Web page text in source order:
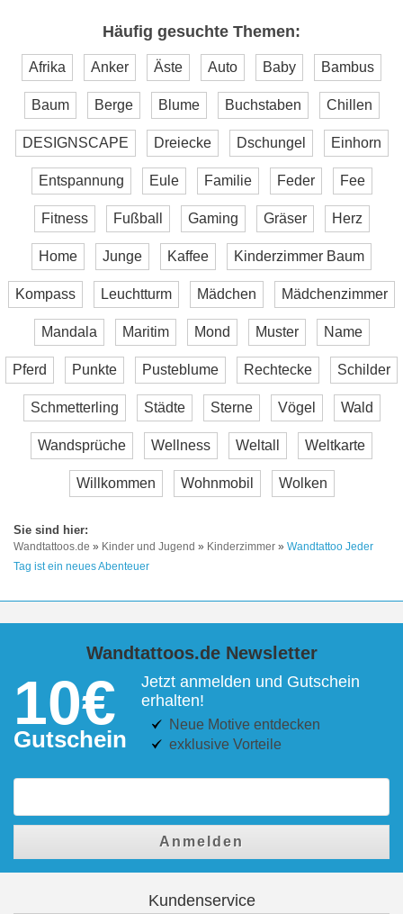
Häufig gesuchte Themen:
Afrika Anker Äste Auto Baby Bambus
Baum Berge Blume Buchstaben Chillen
DESIGNSCAPE Dreiecke Dschungel Einhorn
Entspannung Eule Familie Feder Fee
Fitness Fußball Gaming Gräser Herz
Home Junge Kaffee Kinderzimmer Baum
Kompass Leuchtturm Mädchen Mädchenzimmer
Mandala Maritim Mond Muster Name
Pferd Punkte Pusteblume Rechtecke Schilder
Schmetterling Städte Sterne Vögel Wald
Wandsprüche Wellness Weltall Weltkarte
Willkommen Wohnmobil Wolken
Wandtattoos.de » Kinder und Jugend » Kinderzimmer » Wandtattoo Jeder
Tag ist ein neues Abenteuer
Wandtattoos.de Newsletter
10€
Gutschein
Jetzt anmelden und Gutschein
erhalten!
Neue Motive entdecken
exklusive Vorteile
Anmelden
Kundenservice